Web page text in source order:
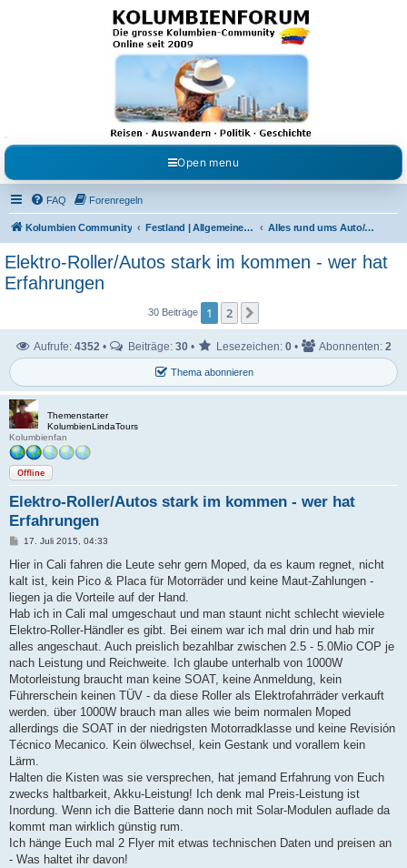
Kolumbienforum - Das
grosse Forum der
Freunde Kolumbiens
Reisen, Auswandern, Kultur, Politik, Geschichte und Visum in Kolumbien und Venezuela.
Austausch, Erfahrungen und Gemeinschaft im Kolumbienforum
Open menu
FAQ Forenregeln
Kolumbien Community Festland | Allgemeine Fragen Alles rund ums Auto/Motorrad
Elektro-Roller/Autos stark im kommen - wer hat
Erfahrungen
30 Beiträge 1 2
Thema abonnieren
Aufrufe: 4352 • Beiträge: 30 • Lesezeichen: 0 • Abonnenten: 2
Themenstarter
KolumbienLindaTours
Kolumbienfan
Offline
Elektro-Roller/Autos stark im kommen - wer hat
Erfahrungen
B
i
r
a
g
17. Juli 2015, 04:33
Hier in Cali fahren die Leute sehr gern Moped, da es kaum regnet, nicht
kalt ist, kein Pico & Placa für Motorräder und keine Maut-Zahlungen -
liegen ja die Vorteile auf der Hand.
Hab ich in Cali mal umgeschaut und man staunt nicht schlecht wieviele
Elektro-Roller-Händler es gibt. Bei einem war ich mal drin und hab mir
alles angeschaut. Auch preislich bezahlbar zwischen 2.5 - 5.0Mio COP je
nach Leistung und Reichweite. Ich glaube unterhalb von 1000W
Motorleistung braucht man keine SOAT, keine Anmeldung, kein
Führerschein keinen TÜV - da diese Roller als Elektrofahrräder verkauft
werden. über 1000W brauch man alles wie beim normalen Moped
allerdings die SOAT in der niedrigsten Motorradklasse und keine Revisión
Técnico Mecanico. Kein ölwechsel, kein Gestank und vorallem kein
Lärm.
Halten die Kisten was sie versprechen, hat jemand Erfahrung von Euch
zwecks haltbarkeit, Akku-Leistung! Ich denk mal Preis-Leistung ist
Inordung. Wenn ich die Batterie dann noch mit Solar-Modulen auflade da
kommt man wirklich günstig rum.
Ich hänge Euch mal 2 Flyer mit etwas technischen Daten und preisen an
- Was haltet ihr davon!